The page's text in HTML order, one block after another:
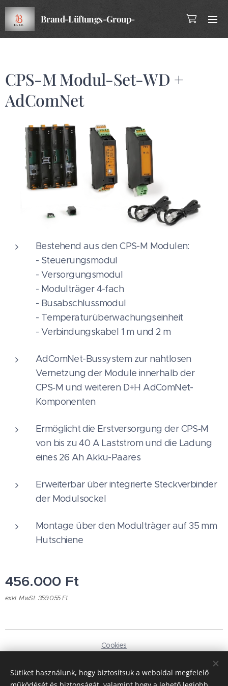
Brand-Lüftungs-Group-
CPS-M Modul-Set-WD +
AdComNet
Bestehend aus den CPS-M Modulen:
- Steuerungsmodul
- Versorgungsmodul
- Modulträger 4-fach
- Busabschlussmodul
- Temperaturüberwachungseinheit
- Verbindungskabel 1 m und 2 m
AdComNet-Bussystem zur nahtlosen
Vernetzung der Module innerhalb der
CPS‑M und weiteren D+H AdComNet-
Komponenten
Ermöglicht die Erstversorgung der CPS‑M
von bis zu 40 A Laststrom und die Ladung
eines 26 Ah Akku-Paares
Erweiterbar über integrierte Steckverbinder
der Modulsockel
Montage über den Modulträger auf 35 mm
Hutschiene
456.000 Ft
exkl. MwSt. 359.055 Ft
Cookies
Magyar
Deutsch
Sütiket használunk, hogy biztosítsuk a weboldal megfelelő